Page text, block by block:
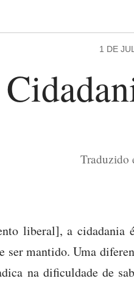
1 DE
Traduzido
liberal], a cidadania
ser mantido. Uma
na dificuldade de